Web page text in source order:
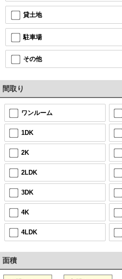
貸土地
駐車場
その他
間取り
ワンルーム
1DK
2K
2LDK
3DK
4K
4LDK
面積